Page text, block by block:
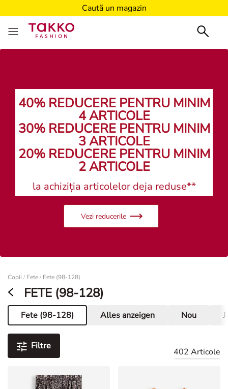
Caută un magazin
40% REDUCERE PENTRU MINIM
4 ARTICOLE
30% REDUCERE PENTRU MINIM
3 ARTICOLE
20% REDUCERE PENTRU MINIM
2 ARTICOLE
la achiziția articolelor deja reduse**
Vezi reducerile
Copii / Fete / Fete (98-128)
FETE (98-128)
Fete (98-128)
Pagina curentă Alles anzeigen Nou
Filtre
402 Articole